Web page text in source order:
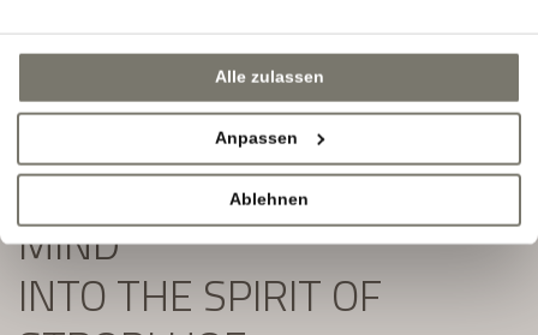
Alle zulassen
Anpassen
Ablehnen
SLIP YOUR BODY AND
MIND
INTO THE SPIRIT OF